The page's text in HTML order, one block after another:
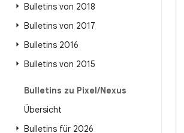
Bulletins von 2018
Bulletins von 2017
Bulletins 2016
Bulletins von 2015
Bulletins zu Pixel/Nexus
Übersicht
Bulletins für 2026